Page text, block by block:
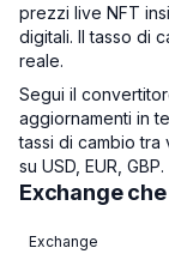
prezzi live NFT
digitali. Il tasso di
reale.
Segui il
aggiornamenti in
tassi di cambio tra
su USD, EUR, GBP.
Exchange
Exchange